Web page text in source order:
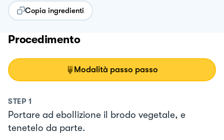
Copia ingredienti
Procedimento
Modalità passo passo
STEP 1
Portare ad ebollizione il brodo vegetale, e
tenetelo da parte.